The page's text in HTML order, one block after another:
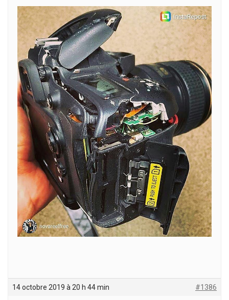
14 octobre 2019 à 20 h 44 min #1386